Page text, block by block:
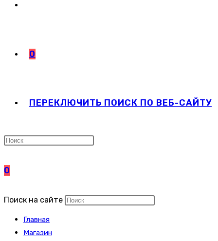
0
ПЕРЕКЛЮЧИТЬ ПОИСК ПО ВЕБ-САЙТУ
0
Поиск на сайте
Главная
Магазин